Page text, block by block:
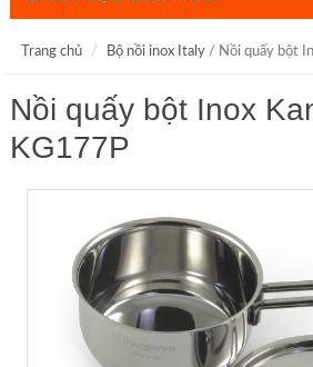
Trang chủ Bộ nồi inox Italy/ Nồi quấy bột
Nồi quấy bột Inox
KG177P